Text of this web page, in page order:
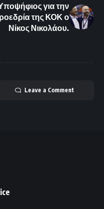
για την
της ΚΟΚ ο
Νίκος Νικολάου.
Leave a Comment